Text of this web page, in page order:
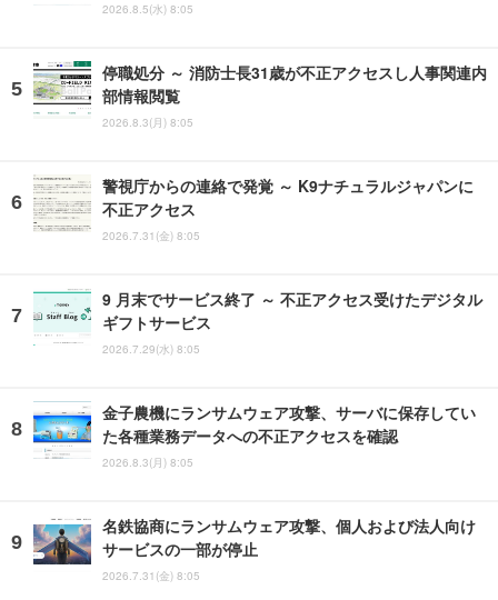
2026.8.5(水) 8:05
停職処分 ～ 消防士長31歳が不正アクセスし人事関連内
部情報閲覧
2026.8.3(月) 8:05
警視庁からの連絡で発覚 ～ K9ナチュラルジャパンに
不正アクセス
2026.7.31(金) 8:05
9 月末でサービス終了 ～ 不正アクセス受けたデジタル
ギフトサービス
2026.7.29(水) 8:05
金子農機にランサムウェア攻撃、サーバに保存してい
た各種業務データへの不正アクセスを確認
2026.8.3(月) 8:05
名鉄協商にランサムウェア攻撃、個人および法人向け
サービスの一部が停止
2026.7.31(金) 8:05